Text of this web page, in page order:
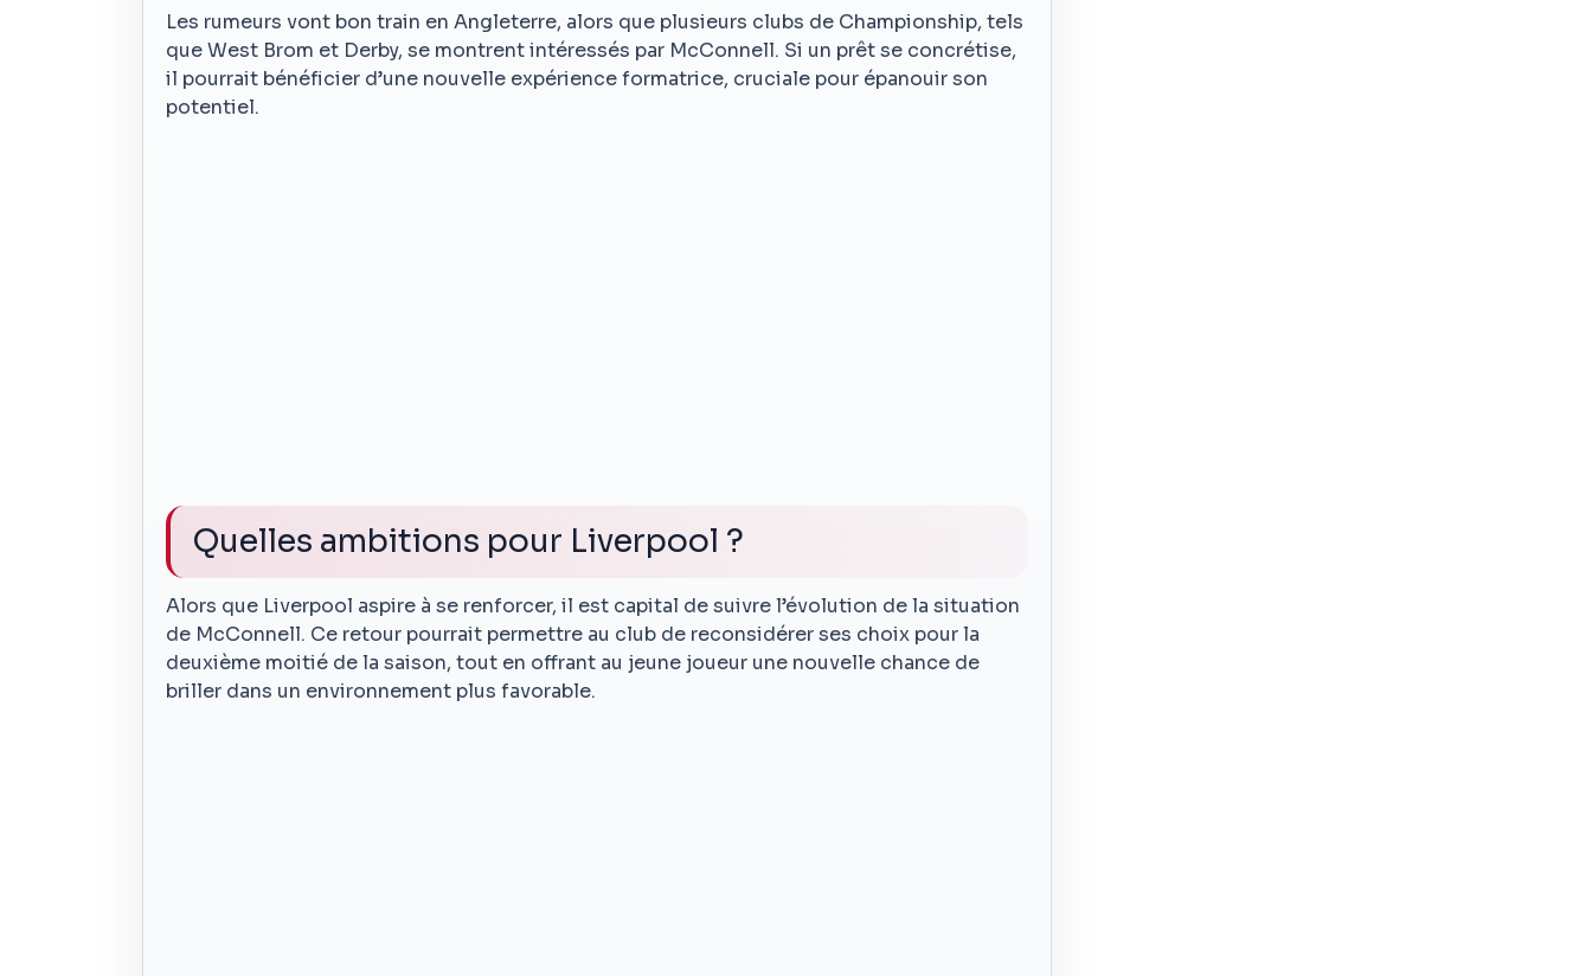
Les rumeurs vont bon train en Angleterre, alors que plusieurs clubs de Championship, tels
que West Brom et Derby, se montrent intéressés par McConnell. Si un prêt se concrétise,
il pourrait bénéficier d’une nouvelle expérience formatrice, cruciale pour épanouir son
potentiel.
Quelles ambitions pour Liverpool ?
Alors que Liverpool aspire à se renforcer, il est capital de suivre l’évolution de la situation
de McConnell. Ce retour pourrait permettre au club de reconsidérer ses choix pour la
deuxième moitié de la saison, tout en offrant au jeune joueur une nouvelle chance de
briller dans un environnement plus favorable.